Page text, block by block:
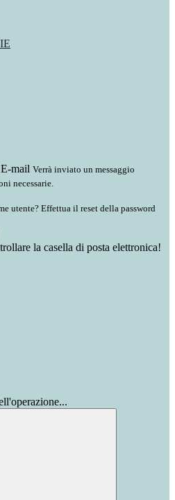
E-mail Verrà inviato un messaggio
necessarie.
utente? Effettua il reset della password
la casella di posta elettronica!